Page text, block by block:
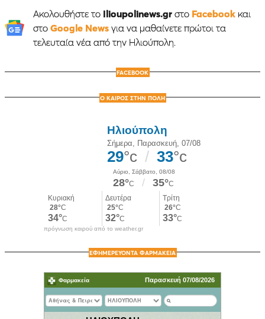
Ακολουθήστε το Ilioupolinews.grστο Facebookκαι
στο Google Newsγια να μαθαίνετε πρώτοι τα
τελευταία νέα από την Ηλιούπολη.
FACEBOOK
Ο ΚΑΙΡΟΣ ΣΤΗΝ ΠΟΛΗ
πρόγνωση καιρού από το weather.gr
ΕΦΗΜΕΡΕΥΟΝΤΑ ΦΑΡΜΑΚΕΙΑ